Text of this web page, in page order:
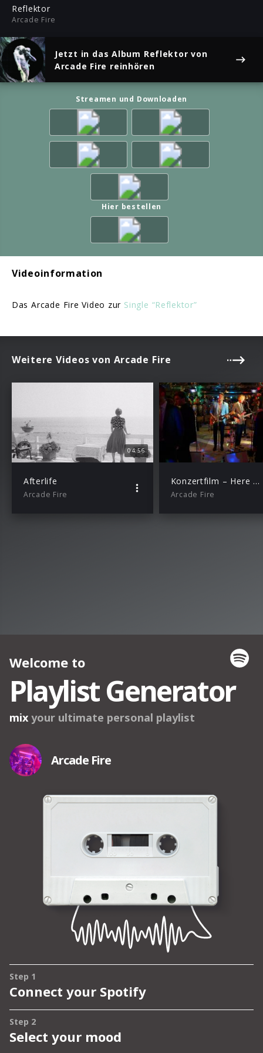
Reflektor
Arcade Fire
Jetzt in das Album Reflektor von
Arcade Fire reinhören
Streamen und Downloaden
Hier bestellen
Videoinformation
Das Arcade Fire Video zur Single “Reflektor”
Weitere Videos von Arcade Fire
04:56
Afterlife
Arcade Fire
Konzertfilm – Here Comes The Night Time #3
Arcade Fire